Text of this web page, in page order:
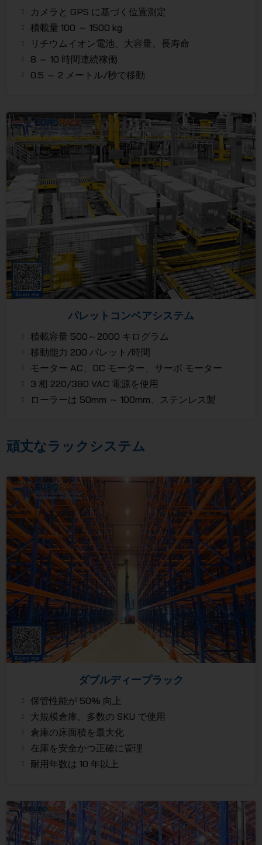
カメラと GPS に基づく位置測定
積載量 100 ～ 1500 kg
リチウムイオン電池、大容量、長寿命
8 ～ 10 時間連続稼働
0.5 ～ 2 メートル/秒で移動
パレットコンベアシステム
積載容量 500～2000 キログラム
移動能力 200 パレット/時間
モーター AC、DC モーター、サーボ モーター
3 相 220/380 VAC 電源を使用
ローラーは 50mm ～ 100mm、ステンレス製
頑丈なラックシステム
ダブルディープラック
保管性能が 50% 向上
大規模倉庫、多数の SKU で使用
倉庫の床面積を最大化
在庫を安全かつ正確に管理
耐用年数は 10 年以上